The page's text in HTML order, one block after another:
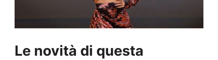
Le novità di questa